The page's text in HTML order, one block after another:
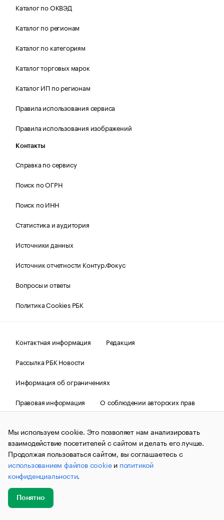
Каталог по ОКВЭД
Каталог по регионам
Каталог по категориям
Каталог торговых марок
Каталог ИП по регионам
Правила использования сервиса
Правила использования изображений
Контакты
Справка по сервису
Поиск по ОГРН
Поиск по ИНН
Статистика и аудитория
Источники данных
Источник отчетности Контур.Фокус
Вопросы и ответы
Политика Cookies РБК
Контактная информация
Редакция
Рассылка РБК Новости
Информация об ограничениях
Правовая информация
О соблюдении авторских прав
и материалы информационного агентства «РБК»
(зарегистрировано Федеральной службой по надзору в сфере
связи, информационных технологий и массовых
коммуникаций (Роскомнадзор) 09.12.2015 за номером ИА
№ФС77-63848) сопровождаются пометкой «РБК». Отдельные
публикации могут содержать информацию,
не предназначенную для пользователей
Мы используем cookie. Это позволяет нам анализировать
взаимодействие посетителей с сайтом и делать его лучше.
Продолжая пользоваться сайтом, вы соглашаетесь с
использованием файлов cookieи политикой
конфиденциальности.
Понятно